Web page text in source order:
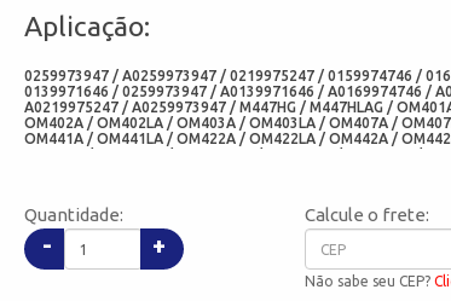
Aplicação:
0259973947 / A0259973947 / 0219975247 / 0159974746 /
0139971646 / 0259973947 / A0139971646 / A0169974746 /
A0219975247 / A0259973947 / M447HG / M447HLAG /
OM402A / OM402LA / OM403A / OM403LA / OM407A /
OM441A / OM441LA / OM422A / OM422LA / OM442A /
OM449A / OM449LA / OM449HLA / OM457LA / OM460LA /
310045 / 3.10045 / 420475 / 4.20475 (DIESEL TECHNIC) -
(CORTECO FREUDENBERG) - CH66147-P1T-XX (CHO) -
Quantidade:
- +
Calcule o frete:
Não sabe seu CEP?